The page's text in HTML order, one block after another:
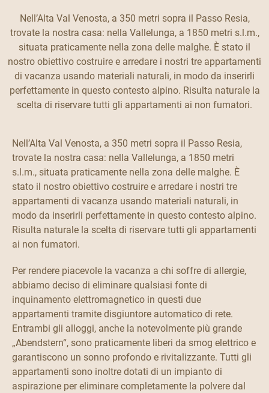
Nell’Alta Val Venosta, a 350 metri sopra il Passo Resia,
trovate la nostra casa: nella Vallelunga, a 1850 metri s.l.m.,
situata praticamente nella zona delle malghe. È stato il
nostro obiettivo costruire e arredare i nostri tre appartamenti
di vacanza usando materiali naturali, in modo da inserirli
perfettamente in questo contesto alpino. Risulta naturale la
scelta di riservare tutti gli appartamenti ai non fumatori.
Nell’Alta Val Venosta, a 350 metri sopra il Passo Resia,
trovate la nostra casa: nella Vallelunga, a 1850 metri
s.l.m., situata praticamente nella zona delle malghe. È
stato il nostro obiettivo costruire e arredare i nostri tre
appartamenti di vacanza usando materiali naturali, in
modo da inserirli perfettamente in questo contesto alpino.
Risulta naturale la scelta di riservare tutti gli appartamenti
ai non fumatori.
Per rendere piacevole la vacanza a chi soffre di allergie,
abbiamo deciso di eliminare qualsiasi fonte di
inquinamento elettromagnetico in questi due
appartamenti tramite disgiuntore automatico di rete.
Entrambi gli alloggi, anche la notevolmente più grande
„Abendstern“, sono praticamente liberi da smog elettrico e
garantiscono un sonno profondo e rivitalizzante. Tutti gli
appartamenti sono inoltre dotati di un impianto di
aspirazione per eliminare completamente la polvere dal